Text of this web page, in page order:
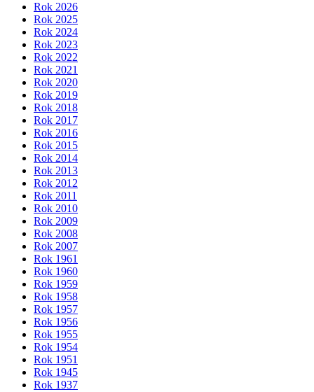
Rok 2026
Rok 2025
Rok 2024
Rok 2023
Rok 2022
Rok 2021
Rok 2020
Rok 2019
Rok 2018
Rok 2017
Rok 2016
Rok 2015
Rok 2014
Rok 2013
Rok 2012
Rok 2011
Rok 2010
Rok 2009
Rok 2008
Rok 2007
Rok 1961
Rok 1960
Rok 1959
Rok 1958
Rok 1957
Rok 1956
Rok 1955
Rok 1954
Rok 1951
Rok 1945
Rok 1937